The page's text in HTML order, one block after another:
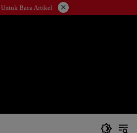
Baca Artikel ×